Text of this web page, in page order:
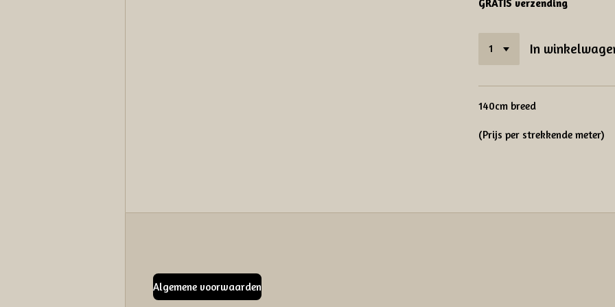
GRATIS verzending
In
140cm breed
(Prijs per strekkende meter)
Algemene voorwaarden